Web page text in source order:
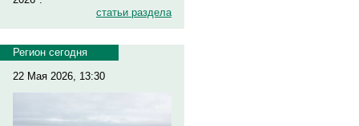
статьи раздела
Регион сегодня
22 Мая 2026, 13:30